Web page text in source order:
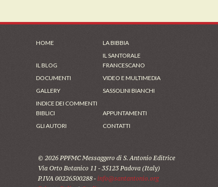
HOME LA BIBBIA
IL BLOG
IL SANTORALE
FRANCESCANO
DOCUMENTI
VIDEO E MULTIMEDIA
GALLERY
SASSOLINI BIANCHI
INDICE DEI COMMENTI
BIBLICI
APPUNTAMENTI
GLI AUTORI
CONTATTI
© 2026 PPFMC Messaggero di S. Antonio Editrice
Via Orto Botanico 11 - 35123 Padova (Italy)
P.IVA 00226500288 - info@santantonio.org